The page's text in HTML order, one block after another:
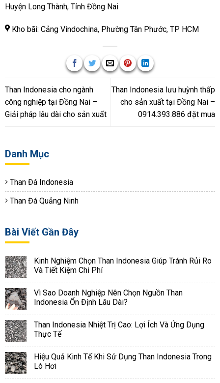
Danh Mục
Than Đá Indonesia
Than Đá Quảng Ninh
Bài Viết Gần Đây
Kinh Nghiệm Chọn Than Indonesia Giúp Tránh Rủi Ro
Và Tiết Kiệm Chi Phí
Vì Sao Doanh Nghiệp Nên Chọn Nguồn Than
Indonesia Ổn Định Lâu Dài?
Than Indonesia Nhiệt Trị Cao: Lợi Ích Và Ứng Dụng
Thực Tế
Hiệu Quả Kinh Tế Khi Sử Dụng Than Indonesia Trong
Lò Hơi
Huyện Long Thành, Tỉnh Đồng Nai
Kho bãi: Cảng Vindochina, Phường Tân Phước, TP HCM
Than Indonesia cho ngành
công nghiệp tại Đồng Nai –
Giải pháp lâu dài cho sản xuất
Than Indonesia lưu huỳnh thấp
cho sản xuất tại Đồng Nai –
0914.393.886 đặt mua